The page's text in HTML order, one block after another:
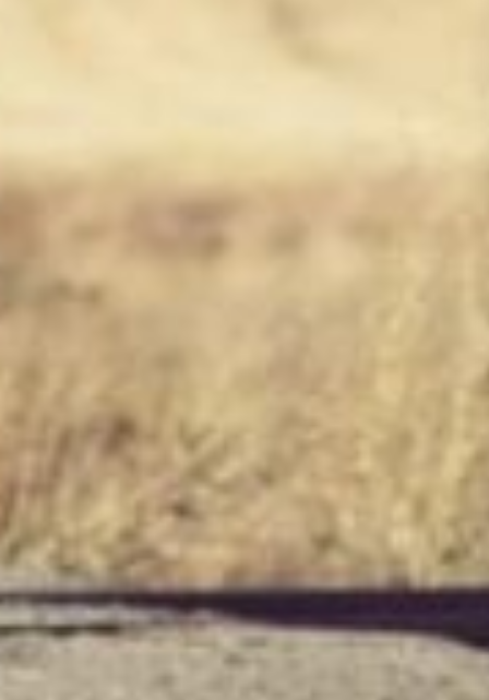
document met ideeën hoe je de zondagen
Compleet
knutselwerkje ‘Op weg naar Pasen – jaar A’
bijbehorende knutselwerkjes:
Veertigdagentijd vlaggenslinger
vlaggenslinger
Jaar C (2028):Op weg naar Pasen (Project
Veertigdagentijd Jaar C)enPaastijd in de
Paastuin (Project Paastijd jaar C)